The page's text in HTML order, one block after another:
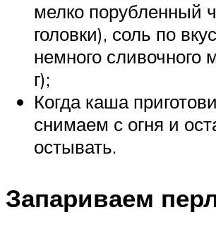
мелко порубленный
головки), соль по
немного сливочного
г);
Когда каша
снимаем с огня и
остывать.
Запариваем